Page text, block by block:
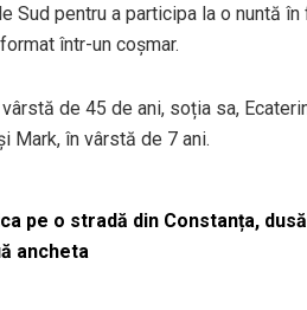
Sud pentru a participa la o nuntă
într-un coșmar.
de 45 de ani, soția sa,
Mark, în vârstă de 7 ani.
pe o stradă din Constanța,
ancheta